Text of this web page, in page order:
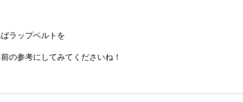
ラップベルトを
の参考にしてみてくださいね！